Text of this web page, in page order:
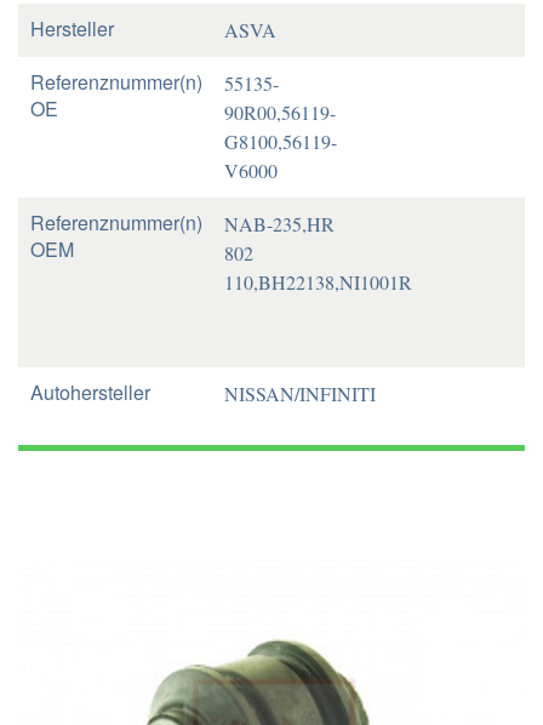
Hersteller ASVA
Referenznummer(n)
OE
55135-
90R00,56119-
G8100,56119-
V6000
Referenznummer(n)
OEM
NAB-235,HR
802
110,BH22138,NI1001R
Autohersteller NISSAN/INFINITI